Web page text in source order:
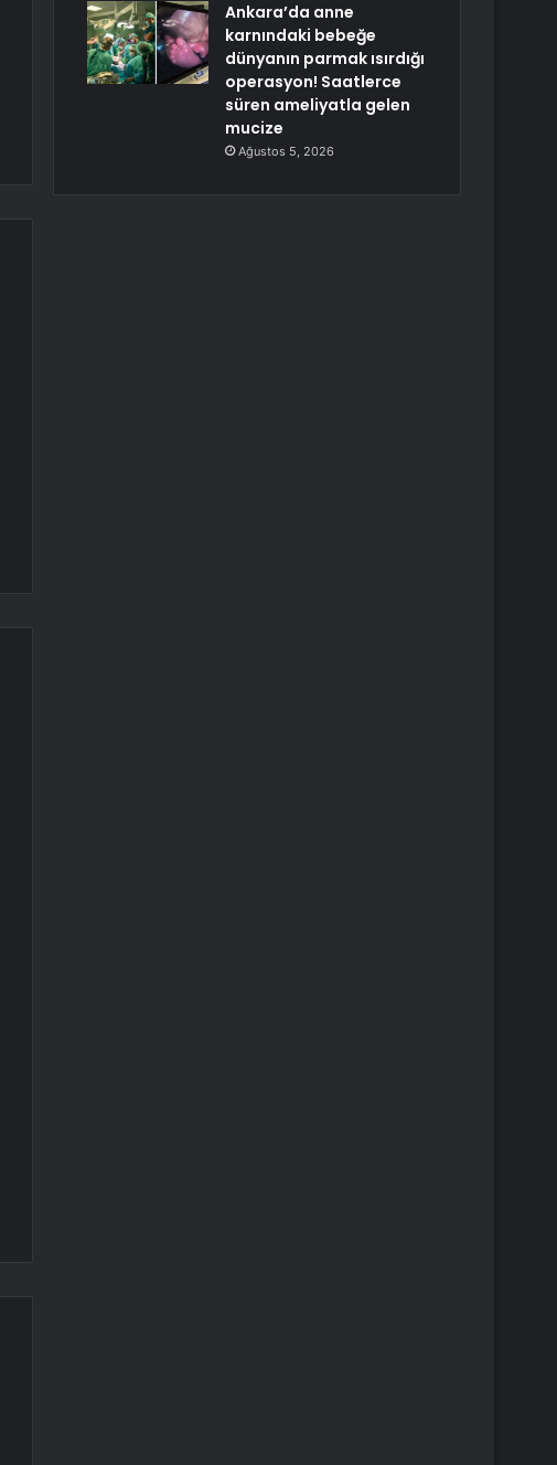
Ankara’da anne
karnındaki bebeğe
dünyanın parmak ısırdığı
operasyon! Saatlerce
süren ameliyatla gelen
mucize
Ağustos 5, 2026